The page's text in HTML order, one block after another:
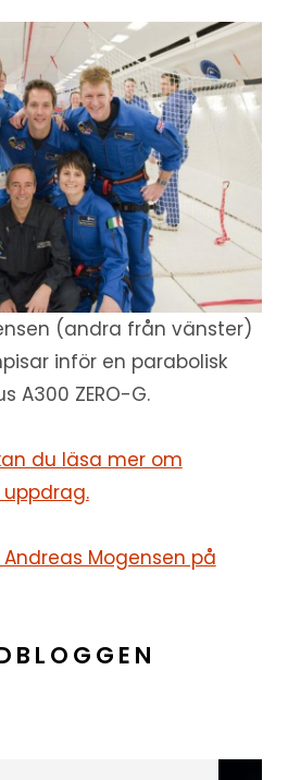
(andra från vänster)
inför en parabolisk
A300 ZERO-G.
du läsa mer om
Mogensen på